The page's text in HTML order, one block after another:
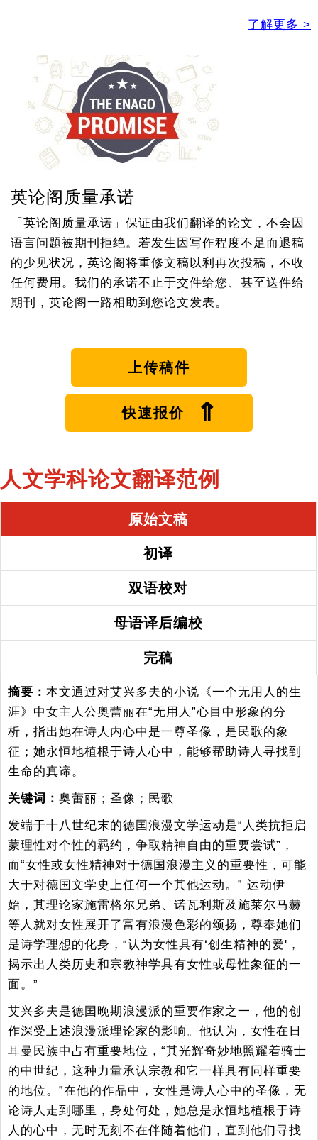
了解更多 >
英论阁质量承诺
「英论阁质量承诺」保证由我们翻译的论文，不会因
语言问题被期刊拒绝。若发生因写作程度不足而退稿
的少见状况，英论阁将重修文稿以利再次投稿，不收
任何费用。我们的承诺不止于交件给您、甚至送件给
期刊，英论阁一路相助到您论文发表。
上传稿件
快速报价 ⇑
人文学科论文翻译范例
原始文稿
初译
双语校对
母语译后编校
完稿
摘要： 本文通过对艾兴多夫的小说《一个无用人的生
涯》中女主人公奥蕾丽在“无用人”心目中形象的分
析，指出她在诗人内心中是一尊圣像，是民歌的象
征；她永恒地植根于诗人心中，能够帮助诗人寻找到
生命的真谛。
关键词： 奥蕾丽；圣像；民歌
发端于十八世纪末的德国浪漫文学运动是“人类抗拒启
蒙理性对个性的羁约，争取精神自由的重要尝试”，
而“女性或女性精神对于德国浪漫主义的重要性，可能
大于对德国文学史上任何一个其他运动。” 运动伊
始，其理论家施雷格尔兄弟、诺瓦利斯及施莱尔马赫
等人就对女性展开了富有浪漫色彩的颂扬，尊奉她们
是诗学理想的化身，“认为女性具有‘创生精神的爱'，
揭示出人类历史和宗教神学具有女性或母性象征的一
面。”
艾兴多夫是德国晚期浪漫派的重要作家之一，他的创
作深受上述浪漫派理论家的影响。他认为，女性在日
耳曼民族中占有重要地位，“其光辉奇妙地照耀着骑士
的中世纪，这种力量承认宗教和它一样具有同样重要
的地位。”在他的作品中，女性是诗人心中的圣像，无
论诗人走到哪里，身处何处，她总是永恒地植根于诗
人的心中，无时无刻不在伴随着他们，直到他们寻找